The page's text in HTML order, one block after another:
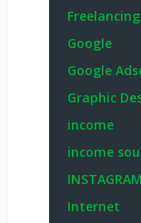
Freelancing
Google
Google
Graphic
income
income
INSTAGRAM
Internet